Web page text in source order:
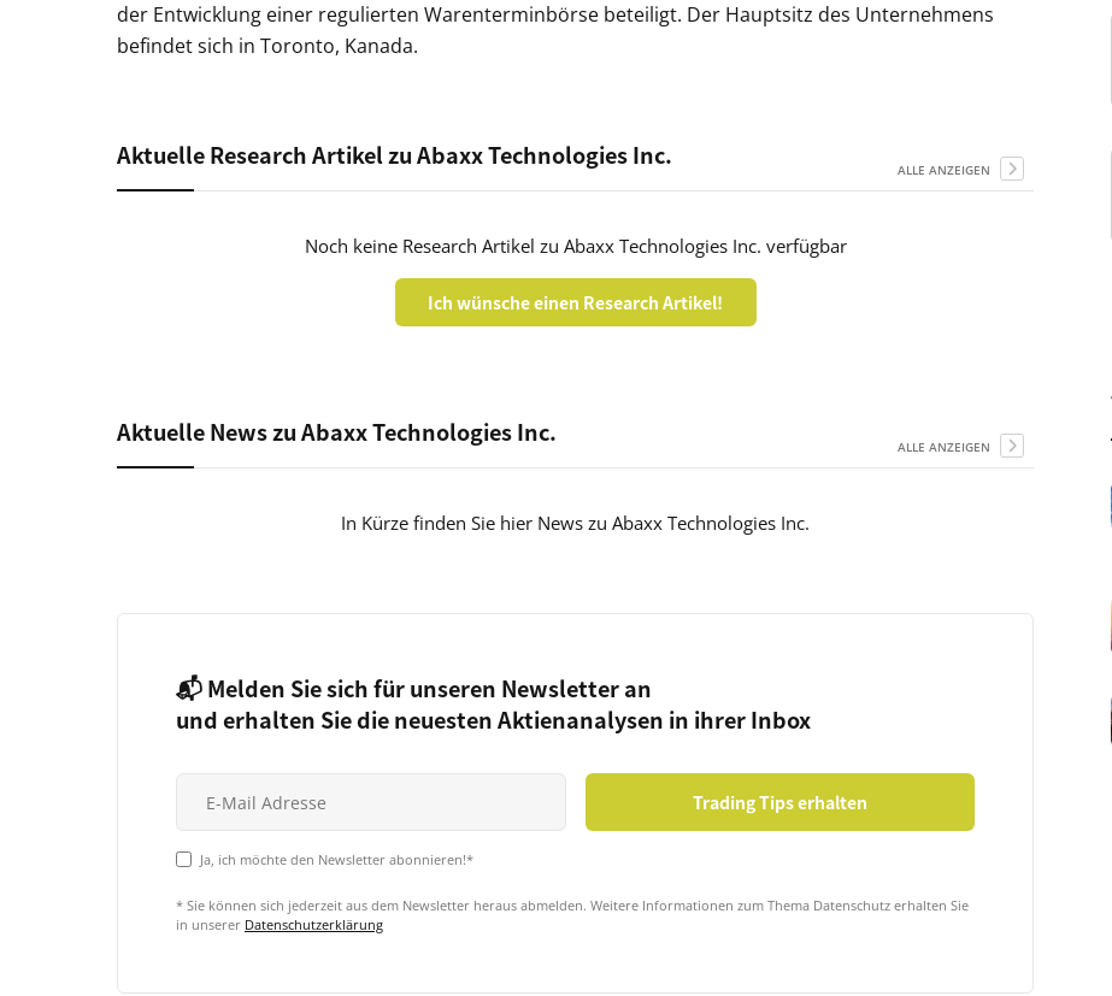
der Entwicklung einer regulierten Warenterminbörse beteiligt. Der Hauptsitz des Unternehmens
befindet sich in Toronto, Kanada.
Aktuelle Research Artikel zu Abaxx Technologies Inc. ALLE ANZEIGEN
Noch keine Research Artikel zu Abaxx Technologies Inc. verfügbar
Ich wünsche einen Research Artikel!
Aktuelle News zu Abaxx Technologies Inc. ALLE ANZEIGEN
In Kürze finden Sie hier News zu Abaxx Technologies Inc.
📬 Melden Sie sich für unseren Newsletter an
und erhalten Sie die neuesten Aktienanalysen in ihrer Inbox
Ja, ich möchte den Newsletter abonnieren!*
* Sie können sich jederzeit aus dem Newsletter heraus abmelden. Weitere Informationen zum Thema Datenschutz erhalten Sie
in unserer Datenschutzerklärung